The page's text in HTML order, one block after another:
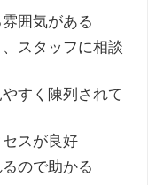
囲気がある
スタッフに相談
すく陳列されて
スが良好
ので助かる